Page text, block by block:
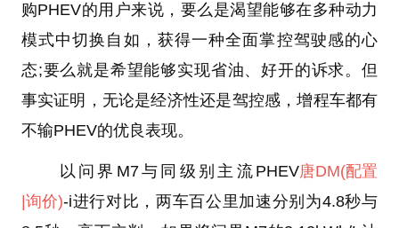
购PHEV的用户来说，要么是渴望能够在多种动力
模式中切换自如，获得一种全面掌控驾驶感的心
态;要么就是希望能够实现省油、好开的诉求。但
事实证明，无论是经济性还是驾控感，增程车都有
不输PHEV的优良表现。
以问界M7与同级别主流PHEV唐DM(配置
|询价)-i进行对比，两车百公里加速分别为4.8秒与